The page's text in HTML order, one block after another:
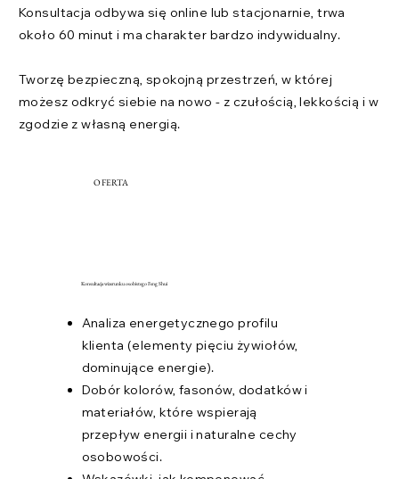
Konsultacja odbywa się online lub stacjonarnie, trwa
około 60 minut i ma charakter bardzo indywidualny.
Tworzę bezpieczną, spokojną przestrzeń, w której
możesz odkryć siebie na nowo - z czułością, lekkością i w
zgodzie z własną energią.
OFERTA
Konsultacja wizerunku osobistego Feng Shui
Analiza energetycznego profilu
klienta (elementy pięciu żywiołów,
dominujące energie).
Dobór kolorów, fasonów, dodatków i
materiałów, które wspierają
przepływ energii i naturalne cechy
osobowości.